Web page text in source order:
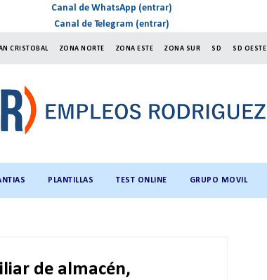
Canal de WhatsApp (entrar)
Canal de Telegram (entrar)
CRISTOBAL ZONA NORTE ZONA ESTE ZONA SUR SD SD OESTE
PLANTILLAS TEST ONLINE GRUPO MOVIL
de almacén,